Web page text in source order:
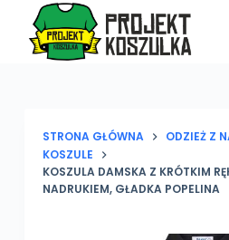
STRONA GŁÓWNA
ODZIEŻ Z
KOSZULE
KOSZULA DAMSKA Z KRÓTKIM
NADRUKIEM, GŁADKA POPELINA